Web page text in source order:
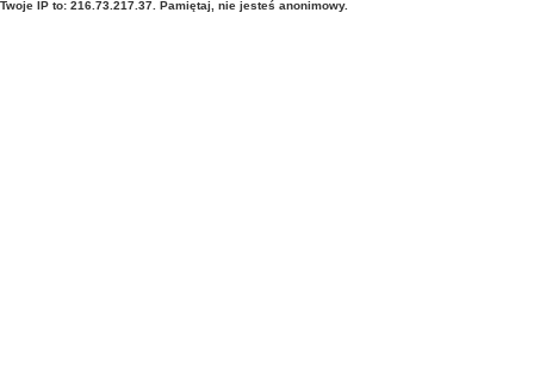
Twoje IP to: 216.73.217.37. Pamiętaj, nie jesteś anonimowy.